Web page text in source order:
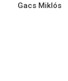
Gacs Miklós